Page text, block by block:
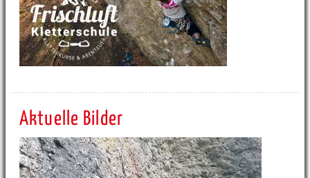
Aktuelle Bilder